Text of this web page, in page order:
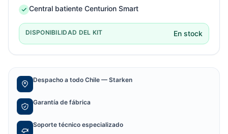
Central batiente Centurion Smart
DISPONIBILIDAD DEL KIT En stock
Despacho a todo Chile — Starken
Garantía de fábrica
Soporte técnico especializado